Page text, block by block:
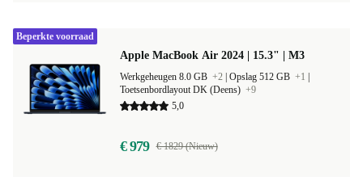
Apple MacBook Air 2024 | 15.3" | M3
Werkgeheugen 8.0 GB +2 Opslag 512 GB +1
Toetsenbordlayout DK (Deens) +9
5,0
€ 979 € 1829 (Nieuw)
Beperkte voorraad